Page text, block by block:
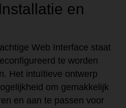
en
Web Interface staat
te worden
Het intuïtieve ontwerp
om gemakkelijk
en aan te passen voor